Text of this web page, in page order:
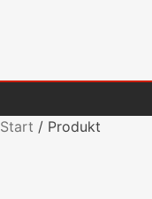
Start / Produkt